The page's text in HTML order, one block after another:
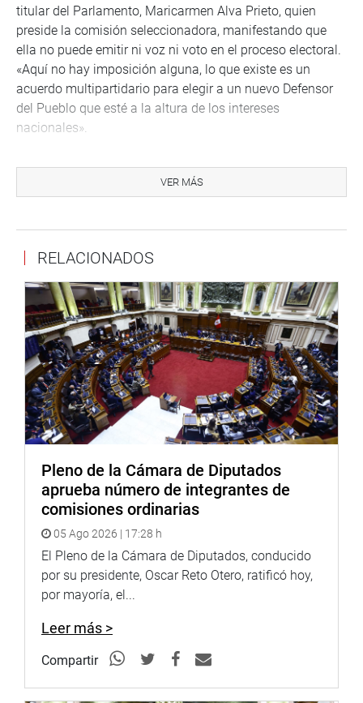
titular del Parlamento, Maricarmen Alva Prieto, quien
preside la comisión seleccionadora, manifestando que
ella no puede emitir ni voz ni voto en el proceso electoral.
«Aquí no hay imposición alguna, lo que existe es un
acuerdo multipartidario para elegir a un nuevo Defensor
del Pueblo que esté a la altura de los intereses
nacionales».
VER MÁS
RELACIONADOS
Pleno de la Cámara de Diputados
aprueba número de integrantes de
comisiones ordinarias
05 Ago 2026 | 17:28 h
El Pleno de la Cámara de Diputados, conducido
por su presidente, Oscar Reto Otero, ratificó hoy,
por mayoría, el...
Leer más >
Compartir